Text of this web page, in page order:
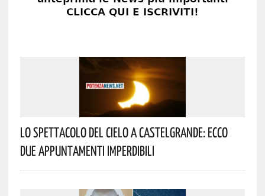
Lo Spettacolo Del Cielo A Castelgrande: Ecco
Due Appuntamenti Imperdibili